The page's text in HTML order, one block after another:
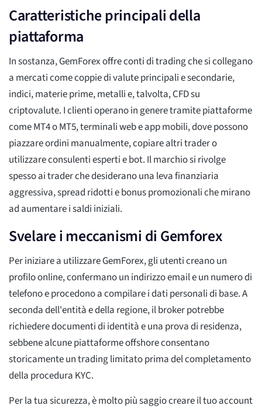
Caratteristiche principali della
piattaforma
In sostanza, GemForex offre conti di trading che si collegano
a mercati come coppie di valute principali e secondarie,
indici, materie prime, metalli e, talvolta, CFD su
criptovalute. I clienti operano in genere tramite piattaforme
come MT4 o MT5, terminali web e app mobili, dove possono
piazzare ordini manualmente, copiare altri trader o
utilizzare consulenti esperti e bot. Il marchio si rivolge
spesso ai trader che desiderano una leva finanziaria
aggressiva, spread ridotti e bonus promozionali che mirano
ad aumentare i saldi iniziali.
Svelare i meccanismi di Gemforex
Per iniziare a utilizzare GemForex, gli utenti creano un
profilo online, confermano un indirizzo email e un numero di
telefono e procedono a compilare i dati personali di base. A
seconda dell'entità e della regione, il broker potrebbe
richiedere documenti di identità e una prova di residenza,
sebbene alcune piattaforme offshore consentano
storicamente un trading limitato prima del completamento
della procedura KYC.
Per la tua sicurezza, è molto più saggio creare il tuo account